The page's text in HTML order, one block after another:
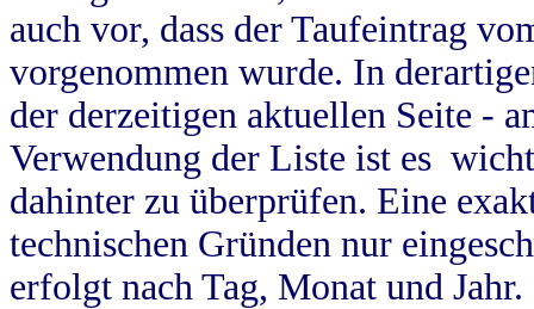
auch vor, dass der Taufeintrag
vorgenommen wurde. In
der derzeitigen aktuellen Seite -
Verwendung der Liste ist es
dahinter zu überprüfen. Eine
technischen Gründen nur
erfolgt nach Tag, Monat und Jahr.